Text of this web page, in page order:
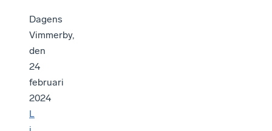
Dagens
Vimmerby,
den
24
februari
2024
L